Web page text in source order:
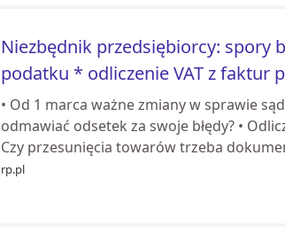
Niezbędnik przedsiębiorcy: spory
podatku * odliczenie VAT z faktur
• Od 1 marca ważne zmiany w sprawie
odmawiać odsetek za swoje błędy? •
Czy przesunięcia towarów trzeba
rp.pl